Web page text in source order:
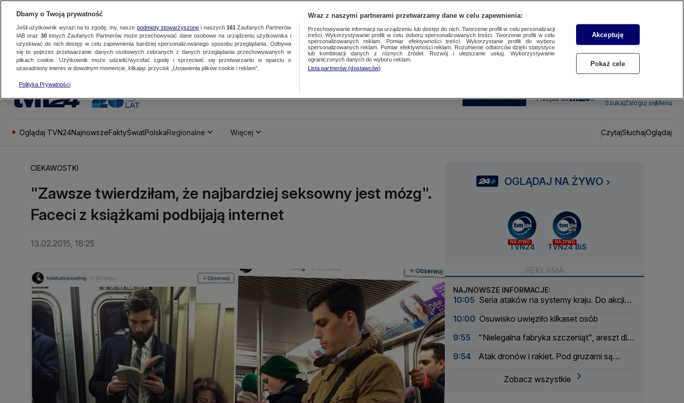
SUBSKRYBUJ Przejdź do
SzukajZaloguj sięMenu
Oglądaj TVN24NajnowszeFaktyŚwiatPolskaRegionalne Więcej CzytajSłuchajOglądaj
CIEKAWOSTKI
"Zawsze twierdziłam, że najbardziej seksowny jest mózg".
Faceci z książkami podbijają internet
13.02.2015, 18:25
OGLĄDAJ NA ŻYWO
NA ŻYWO
TVN24
NA ŻYWO
TVN24 BiS
NAJNOWSZE INFORMACJE:
10:05 Seria ataków na systemy kraju. Do akcji
10:00 Osuwisko uwięziło kilkaset osób
9:55
"Nielegalna fabryka szczeniąt", areszt dla
9:54
Atak dronów i rakiet. Pod gruzami są
Zobacz wszystkie
Dbamy o Twoją prywatność
Jeśli użytkownik wyrazi na to zgodę, my, nasze podmioty stowarzyszonei naszych 161 Zaufanych Partnerów
IAB oraz 30innych Zaufanych Partnerów może przechowywać dane osobowe na urządzeniu użytkownika i
uzyskiwać do nich dostęp w celu zapewnienia bardziej spersonalizowanego sposobu przeglądania. Odbywa
się to poprzez przetwarzanie danych osobowych zebranych z danych przeglądania przechowywanych w
plikach cookie. Użytkownik może udzielić/wycofać zgodę i sprzeciwić się przetwarzaniu w oparciu o
uzasadniony interes w dowolnym momencie, klikając przycisk „Ustawienia plików cookie i reklam”.
Polityka Prywatności
Wraz z naszymi partnerami przetwarzamy dane w celu zapewnienia:
Przechowywanie informacji na urządzeniu lub dostęp do nich. Tworzenie profili w celu personalizacji
treści. Wykorzystywanie profili w celu doboru spersonalizowanych treści. Tworzenie profili w celu
spersonalizowanych reklam. Pomiar efektywności treści. Wykorzystanie profili do wyboru
spersonalizowanych reklam. Pomiar efektywności reklam. Rozumienie odbiorców dzięki statystyce
lub kombinacji danych z różnych źródeł. Rozwój i ulepszanie usług. Wykorzystywanie
ograniczonych danych do wyboru reklam.
Lista partnerów (dostawców)
Akceptuję
Pokaż cele